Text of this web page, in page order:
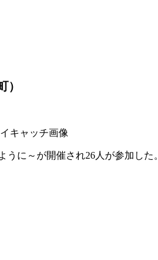
に～が開催され26人が参加した